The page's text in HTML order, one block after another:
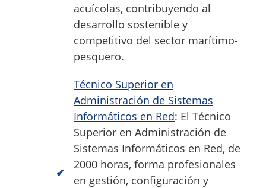
acuícolas, contribuyendo al
desarrollo sostenible y
competitivo del sector marítimo-
pesquero.
Técnico Superior en
Administración de Sistemas
Informáticos en Red: El Técnico
Superior en Administración de
Sistemas Informáticos en Red, de
2000 horas, forma profesionales
en gestión, configuración y